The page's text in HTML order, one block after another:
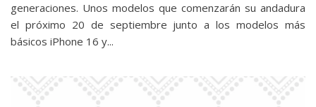
generaciones. Unos modelos que comenzarán su andadura
el próximo 20 de septiembre junto a los modelos más
básicos iPhone 16 y...